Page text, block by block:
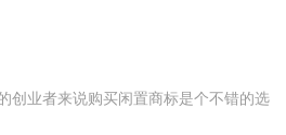
创业者来说购买闲置商标是个不错的选